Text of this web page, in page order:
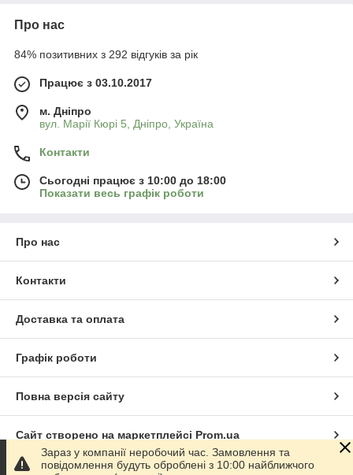
Про нас
84% позитивних з 292 відгуків за рік
Працює з 03.10.2017
м. Дніпро
вул. Марії Кюрі 5, Дніпро, Україна
Контакти
Сьогодні працює з 10:00 до 18:00
Показати весь графік роботи
Про нас
Контакти
Доставка та оплата
Графік роботи
Повна версія сайту
Сайт створено на маркетплейсі Prom.ua
Зараз у компанії неробочий час. Замовлення та
повідомлення будуть оброблені з 10:00 найближчого